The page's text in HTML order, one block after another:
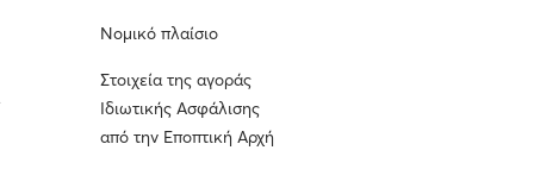
Νομικό πλαίσιο
Στοιχεία της αγοράς
Ιδιωτικής Ασφάλισης
από την Εποπτική Αρχή